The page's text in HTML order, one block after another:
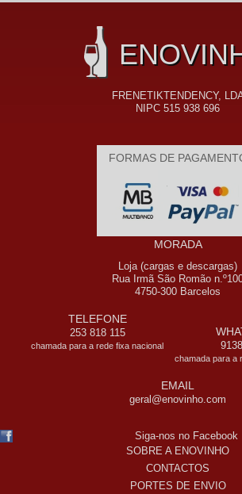
FRENETIKTENDENCY,
NIPC 515 938 696
FORMAS DE
MORADA
Loja (cargas e descargas)
Rua Irmã São Romão
4750-300 Barcelos
TELEFONE
253 818 115
chamada para a rede fixa nacional
chamada para a
EMAIL
geral@enovinho.com
Siga-nos no Facebook
SOBRE A ENOVINHO
CONTACTOS
PORTES DE ENVIO